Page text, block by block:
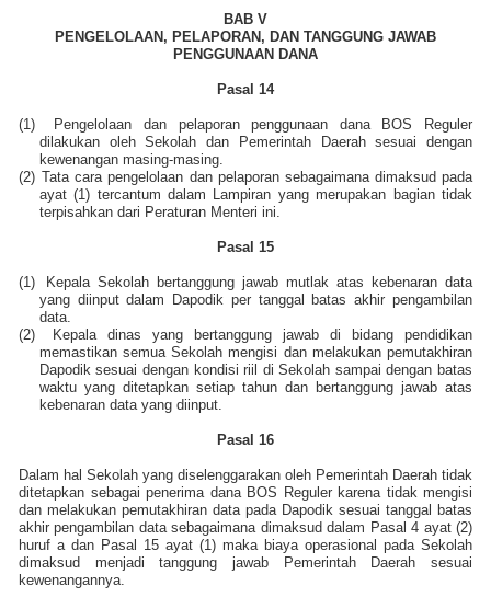
BAB V
PENGELOLAAN, PELAPORAN, DAN TANGGUNG JAWAB
PENGGUNAAN DANA
Pasal 14
(1)
Pengelolaan dan pelaporan penggunaan dana BOS Reguler
dilakukan oleh Sekolah dan Pemerintah Daerah sesuai dengan
kewenangan masing-masing.
(2) Tata cara pengelolaan dan pelaporan sebagaimana dimaksud pada
ayat (1) tercantum dalam Lampiran yang merupakan bagian tidak
terpisahkan dari Peraturan Menteri ini.
Pasal 15
(1)
Kepala Sekolah bertanggung jawab mutlak atas kebenaran data
yang diinput dalam Dapodik per tanggal batas akhir pengambilan
data.
(2)
Kepala dinas yang bertanggung jawab di bidang pendidikan
memastikan semua Sekolah mengisi dan melakukan pemutakhiran
Dapodik sesuai dengan kondisi riil di Sekolah sampai dengan batas
waktu yang ditetapkan setiap tahun dan bertanggung jawab atas
kebenaran data yang diinput.
Pasal 16
Dalam hal Sekolah yang diselenggarakan oleh Pemerintah Daerah tidak
ditetapkan sebagai penerima dana BOS Reguler karena tidak mengisi
dan melakukan pemutakhiran data pada Dapodik sesuai tanggal batas
akhir pengambilan data sebagaimana dimaksud dalam Pasal 4 ayat (2)
huruf a dan Pasal 15 ayat (1) maka biaya operasional pada Sekolah
dimaksud menjadi tanggung jawab Pemerintah Daerah sesuai
kewenangannya.